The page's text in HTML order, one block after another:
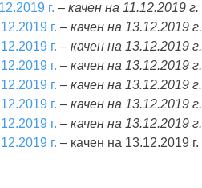
г. – качен на 11.12.2019 г.
г. – качен на 13.12.2019 г.
г. – качен на 13.12.2019 г.
г. – качен на 13.12.2019 г.
г. – качен на 13.12.2019 г.
г. – качен на 13.12.2019 г.
г. – качен на 13.12.2019 г.
г. – качен на 13.12.2019 г.